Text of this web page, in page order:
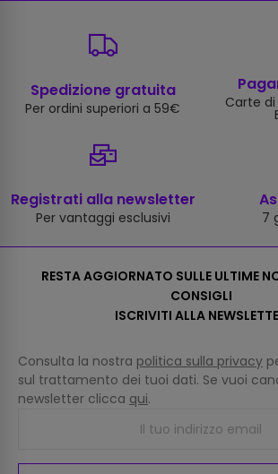
Spedizione gratuita
Per ordini superiori a 59€ Carte di
Registrati alla newsletter
Per vantaggi esclusivi 7
RESTA AGGIORNATO SULLE ULTIME
CONSIGLI
ISCRIVITI ALLA
Consulta la nostra politica sulla privacy
sul trattamento dei tuoi dati. Se vuoi
newsletter clicca qui.